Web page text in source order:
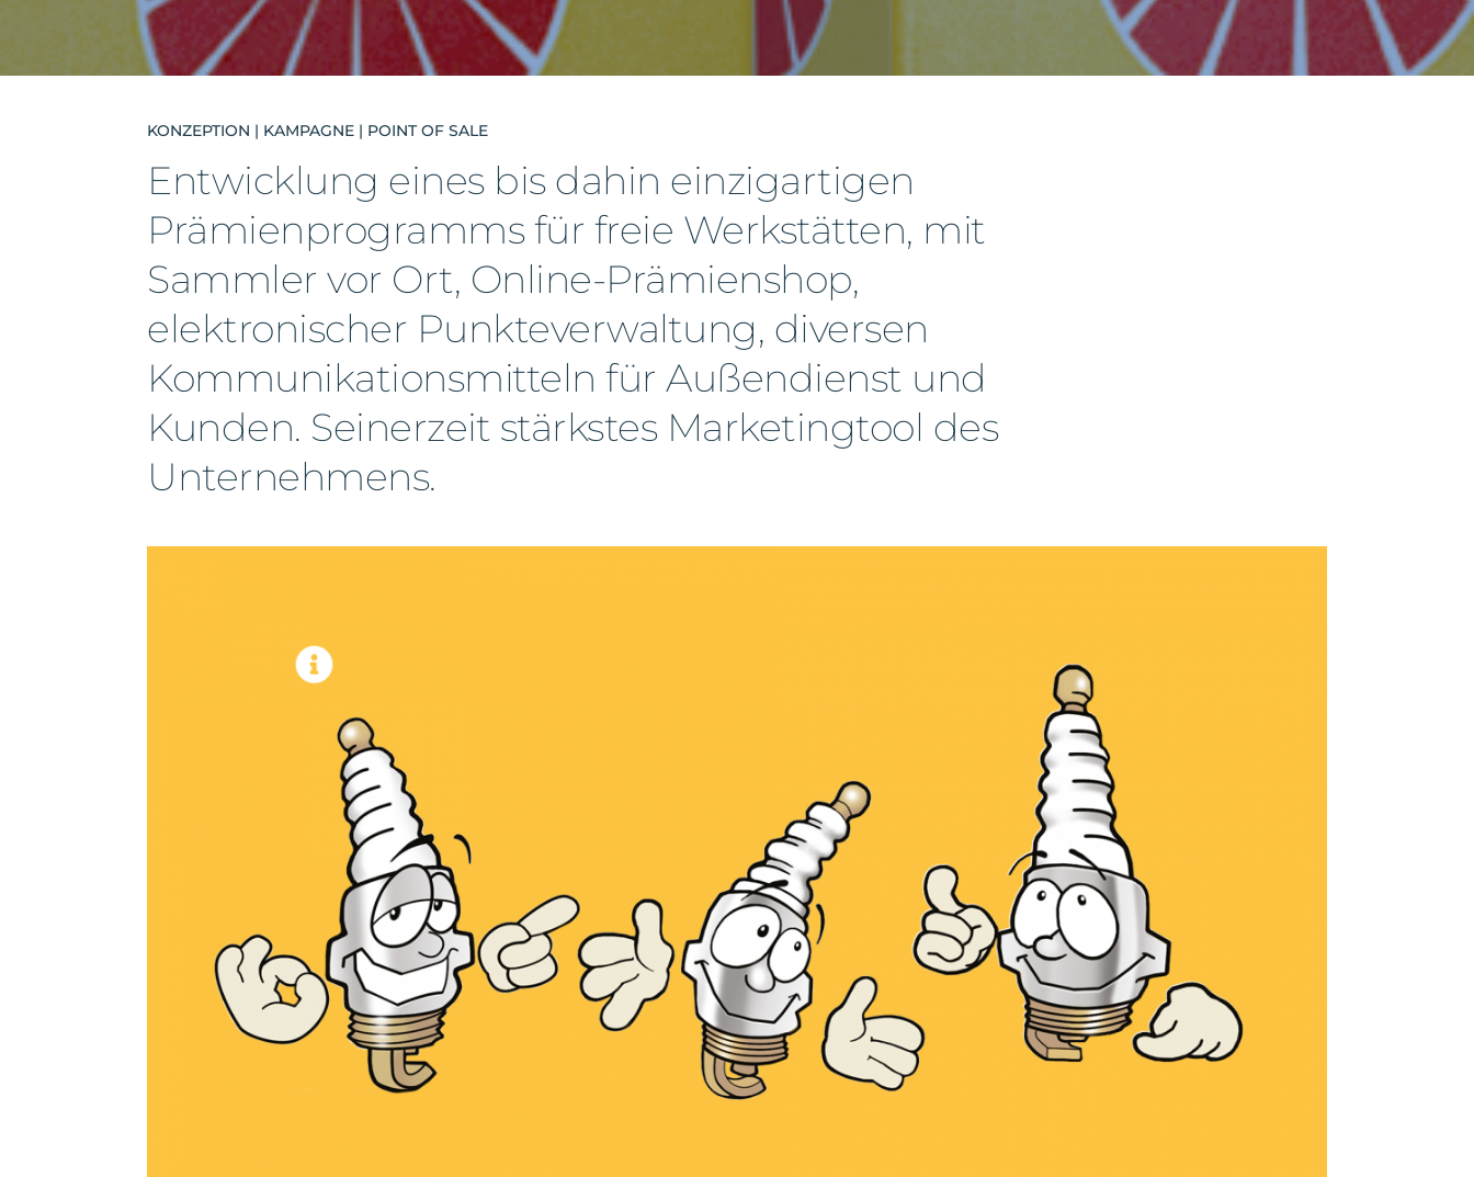
KONZEPTION | KAMPAGNE | POINT OF SALE
Entwicklung eines bis dahin einzigartigen
Prämienprogramms für freie Werkstätten, mit
Sammler vor Ort, Online-Prämienshop,
elektronischer Punkte­verwaltung, diversen
Kommunikations­mitteln für Außendienst und
Kunden. Seinerzeit stärkstes Marketingtool des
Unternehmens.